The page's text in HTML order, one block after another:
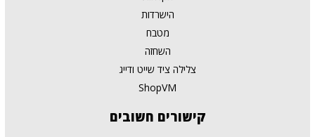
הישרדות
מטבח
השחזה
צלילה ציד שייט ודייג
ShopVM
קישורים חשובים